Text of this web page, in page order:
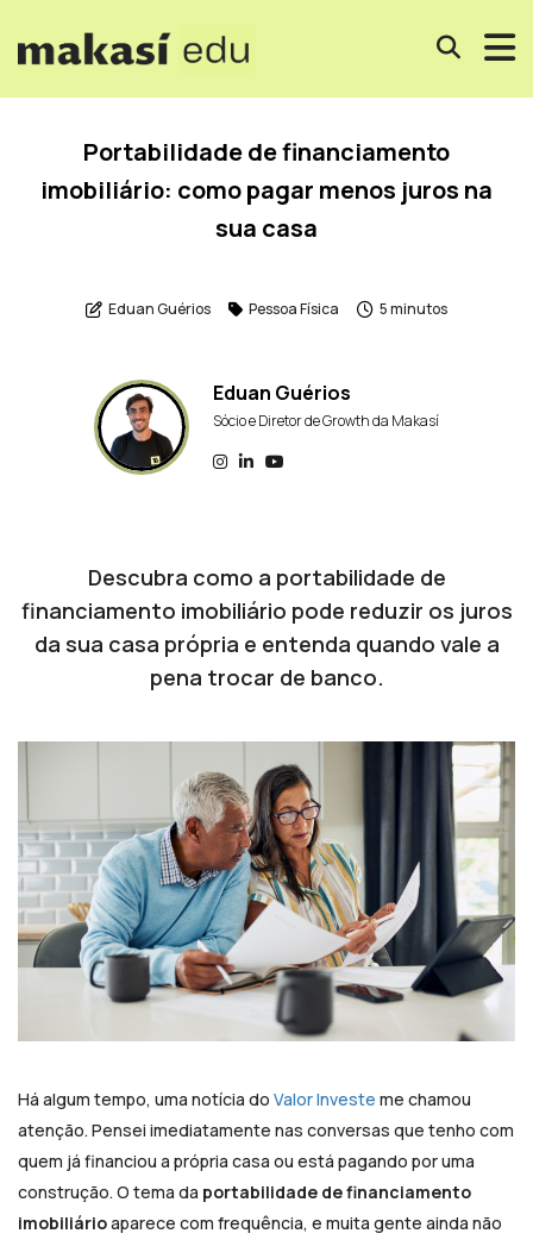
Portabilidade de financiamento
imobiliário: como pagar menos juros na
sua casa
Eduan Guérios Pessoa Física 5 minutos
Eduan Guérios
Sócio e Diretor de Growth da Makasí
Descubra como a portabilidade de
financiamento imobiliário pode reduzir os juros
da sua casa própria e entenda quando vale a
pena trocar de banco.
Há algum tempo, uma notícia do Valor Investe me chamou
atenção. Pensei imediatamente nas conversas que tenho com
quem já financiou a própria casa ou está pagando por uma
construção. O tema da portabilidade de financiamento
imobiliárioaparece com frequência, e muita gente ainda não